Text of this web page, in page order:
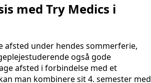
med Try Medics i
afsted under hendes sommerferie,
også gode
afsted i forbindelse med et
man kombinere sit 4. semester med